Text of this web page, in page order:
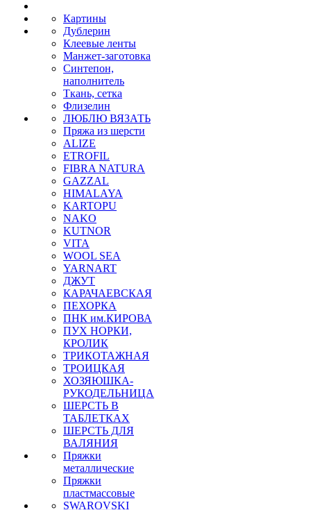
Картины
Дублерин
Клеевые ленты
Манжет-заготовка
Синтепон,
наполнитель
Ткань, сетка
Флизелин
ЛЮБЛЮ ВЯЗАТЬ
Пряжа из шерсти
ALIZE
ETROFIL
FIBRA NATURA
GAZZAL
HIMALAYA
KARTOPU
NAKO
KUTNOR
VITA
WOOL SEA
YARNART
ДЖУТ
КАРАЧАЕВСКАЯ
ПЕХОРКА
ПНК им.КИРОВА
ПУХ НОРКИ,
КРОЛИК
ТРИКОТАЖНАЯ
ТРОИЦКАЯ
ХОЗЯЮШКА-
РУКОДЕЛЬНИЦА
ШЕРСТЬ В
ТАБЛЕТКАХ
ШЕРСТЬ ДЛЯ
ВАЛЯНИЯ
Пряжки
металлические
Пряжки
пластмассовые
SWAROVSKI